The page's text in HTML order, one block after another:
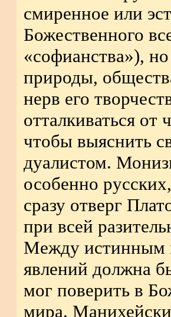
смиренное или
Божественного
«софианства»),
природы,
нерв его
отталкиваться от
чтобы выяснить
дуалистом.
особенно
сразу отверг
при всей
Между истинным
явлений должна
мог поверить в
мира.